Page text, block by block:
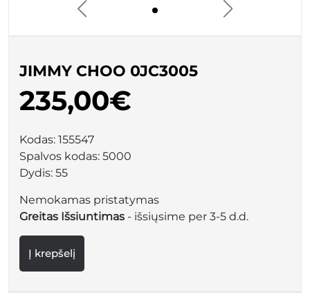
JIMMY CHOO 0JC3005
235,00€
Kodas: 155547
Spalvos kodas: 5000
Dydis: 55
Nemokamas pristatymas
Greitas Išsiuntimas - išsiųsime per 3-5 d.d.
Į krepšelį